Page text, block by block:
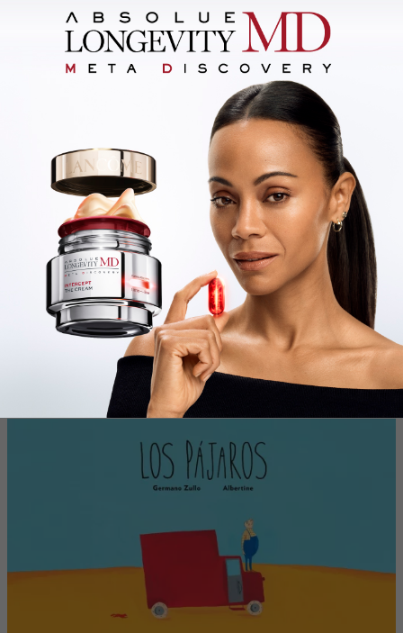
Tu opinión enriquece este artículo:
Te puede interesar:
Entretenimiento
Consumí cultura: tres libros infantiles
para este Día de la Niñez